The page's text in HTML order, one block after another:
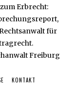
Erbrecht:
für
Freiburg
KONTAKT